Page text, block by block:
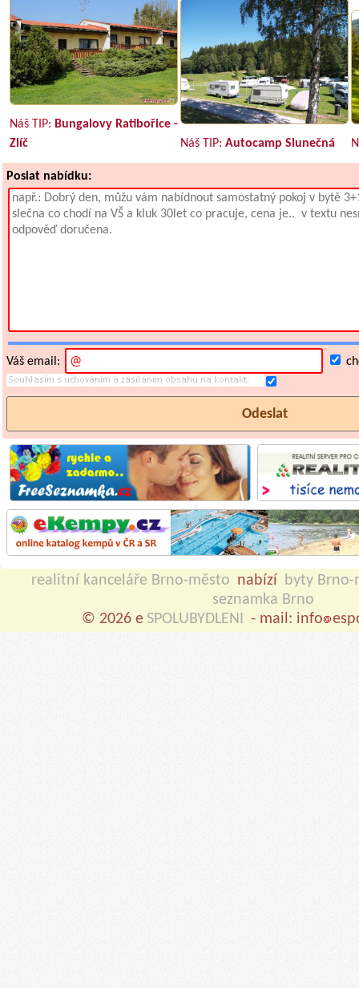
Náš TIP: Bungalovy Ratibořice -
Zlíč
Náš TIP: Autocamp Slunečná
Poslat nabídku:
Váš email:
realitní kanceláře Brno-město nabízí byty Brno-
seznamka Brno
© 2026 e SPOLUBYDLENI - mail: info